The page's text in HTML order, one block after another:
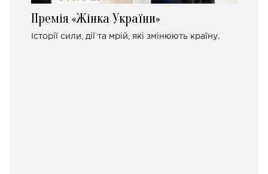
Премія «Жінка України»
Історії сили, дії та мрій, які змінюють країну.